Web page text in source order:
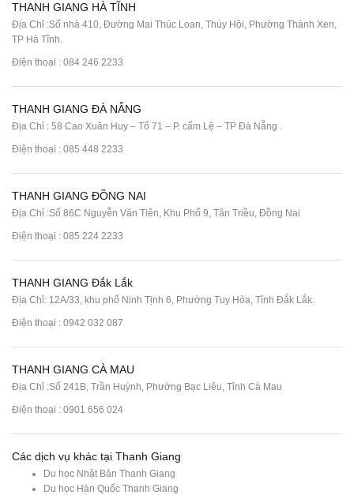
THANH GIANG HÀ TĨNH
Địa Chỉ :Số nhà 410, Đường Mai Thúc Loan, Thúy Hội, Phường Thành Xen,
TP Hà Tĩnh.
Điện thoại : 084 246 2233
THANH GIANG ĐÀ NẴNG
Địa Chỉ : 58 Cao Xuân Huy – Tổ 71 – P. cẩm Lệ – TP Đà Nẵng .
Điện thoại : 085 448 2233
THANH GIANG ĐỒNG NAI
Địa Chỉ :Số 86C Nguyễn Văn Tiên, Khu Phố 9, Tân Triều, Đồng Nai
Điện thoại : 085 224 2233
THANH GIANG Đắk Lắk
Địa Chỉ: 12A/33, khu phố Ninh Tịnh 6, Phường Tuy Hòa, Tỉnh Đắk Lắk.
Điện thoại : 0942 032 087
THANH GIANG CÀ MAU
Địa Chỉ :Số 241B, Trần Huỳnh, Phường Bạc Liêu, Tỉnh Cà Mau
Điện thoại : 0901 656 024
Các dịch vụ khác tại Thanh Giang
Du học Nhật Bản Thanh Giang
Du học Hàn Quốc Thanh Giang